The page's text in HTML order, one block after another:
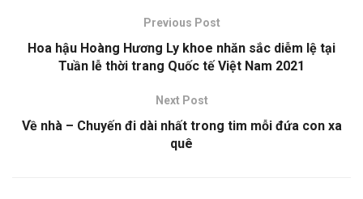
Previous Post
Hoa hậu Hoàng Hương Ly khoe nhăn sắc diễm lệ tại
Tuần lễ thời trang Quốc tế Việt Nam 2021
Next Post
Về nhà – Chuyến đi dài nhất trong tim mỗi đứa con xa
quê